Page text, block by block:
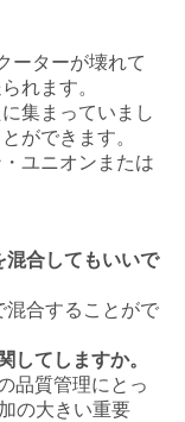
ーターが壊れて
れます。
集まっていまし
ができます。
ユニオンまたは
混合してもいいで
混合することがで
してしますか。
品質管理にとっ
の大きい重要